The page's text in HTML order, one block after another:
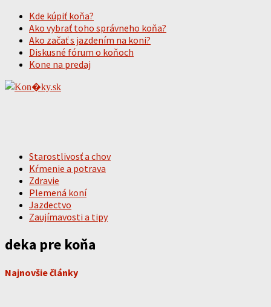
Kde kúpiť koňa?
Ako vybrať toho správneho koňa?
Ako začať s jazdením na koni?
Diskusné fórum o koňoch
Kone na predaj
Starostlivosť a chov
Kŕmenie a potrava
Zdravie
Plemená koní
Jazdectvo
Zaujímavosti a tipy
deka pre koňa
Najnovšie články